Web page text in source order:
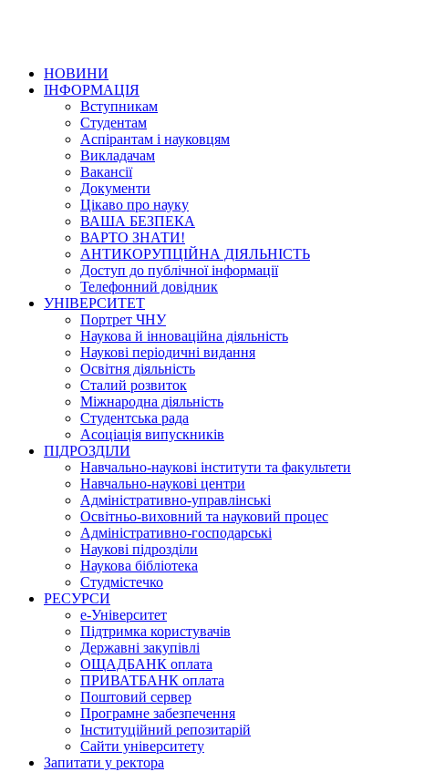
НОВИНИ
ІНФОРМАЦІЯ
Вступникам
Студентам
Аспірантам і науковцям
Викладачам
Вакансії
Документи
Цікаво про науку
ВАША БЕЗПЕКА
ВАРТО ЗНАТИ!
АНТИКОРУПЦІЙНА ДІЯЛЬНІСТЬ
Доступ до публічної інформації
Телефонний довідник
УНІВЕРСИТЕТ
Портрет ЧНУ
Наукова й інноваційна діяльність
Наукові періодичні видання
Освітня діяльність
Сталий розвиток
Міжнародна діяльність
Студентська рада
Асоціація випускників
ПІДРОЗДІЛИ
Навчально-наукові інститути та факультети
Навчально-наукові центри
Адміністративно-управлінські
Освітньо-виховний та науковий процес
Адміністративно-господарські
Наукові підрозділи
Наукова бібліотека
Студмістечко
РЕСУРСИ
е-Університет
Підтримка користувачів
Державні закупівлі
ОЩАДБАНК оплата
ПРИВАТБАНК оплата
Поштовий сервер
Програмне забезпечення
Інституційний репозитарій
Сайти університету
Запитати у ректора